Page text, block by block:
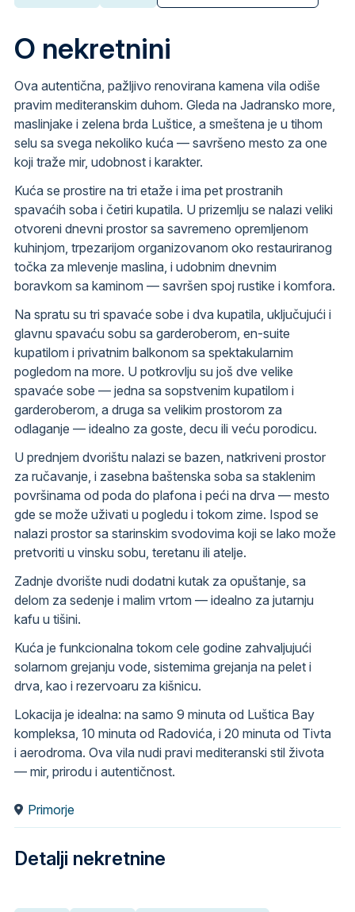
O nekretnini
Ova autentična, pažljivo renovirana kamena vila odiše
pravim mediteranskim duhom. Gleda na Jadransko more,
maslinjake i zelena brda Luštice, a smeštena je u tihom
selu sa svega nekoliko kuća — savršeno mesto za one
koji traže mir, udobnost i karakter.
Kuća se prostire na tri etaže i ima pet prostranih
spavaćih soba i četiri kupatila. U prizemlju se nalazi veliki
otvoreni dnevni prostor sa savremeno opremljenom
kuhinjom, trpezarijom organizovanom oko restauriranog
točka za mlevenje maslina, i udobnim dnevnim
boravkom sa kaminom — savršen spoj rustike i komfora.
Na spratu su tri spavaće sobe i dva kupatila, uključujući i
glavnu spavaću sobu sa garderoberom, en-suite
kupatilom i privatnim balkonom sa spektakularnim
pogledom na more. U potkrovlju su još dve velike
spavaće sobe — jedna sa sopstvenim kupatilom i
garderoberom, a druga sa velikim prostorom za
odlaganje — idealno za goste, decu ili veću porodicu.
U prednjem dvorištu nalazi se bazen, natkriveni prostor
za ručavanje, i zasebna baštenska soba sa staklenim
površinama od poda do plafona i peći na drva — mesto
gde se može uživati u pogledu i tokom zime. Ispod se
nalazi prostor sa starinskim svodovima koji se lako može
pretvoriti u vinsku sobu, teretanu ili atelje.
Zadnje dvorište nudi dodatni kutak za opuštanje, sa
delom za sedenje i malim vrtom — idealno za jutarnju
kafu u tišini.
Kuća je funkcionalna tokom cele godine zahvaljujući
solarnom grejanju vode, sistemima grejanja na pelet i
drva, kao i rezervoaru za kišnicu.
Lokacija je idealna: na samo 9 minuta od Luštica Bay
kompleksa, 10 minuta od Radovića, i 20 minuta od Tivta
i aerodroma. Ova vila nudi pravi mediteranski stil života
— mir, prirodu i autentičnost.
Primorje
Detalji nekretnine